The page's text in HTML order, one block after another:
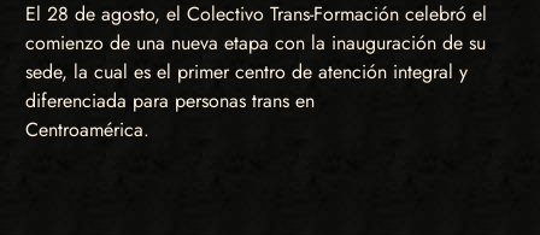
El 28 de agosto, el Colectivo Trans-Formación celebró el
comienzo de una nueva etapa con la inauguración de su
sede, la cual es el primer centro de atención integral y
diferenciada para personas trans en
Centroamérica.